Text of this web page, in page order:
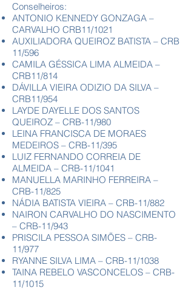
Conselheiros:​
ANTONIO KENNEDY GONZAGA –
CARVALHO CRB11/1021
AUXILIADORA QUEIROZ BATISTA – CRB
11/596
CAMILA GÉSSICA LIMA ALMEIDA –
CRB11/814
DÁVILLA VIEIRA ODIZIO DA SILVA –
CRB11/954
LAYDE DAYELLE DOS SANTOS
QUEIROZ – CRB-11/980
LEINA FRANCISCA DE MORAES
MEDEIROS – CRB-11/395
LUIZ FERNANDO CORREIA DE
ALMEIDA – CRB-11/1041
MANUELLA MARINHO FERREIRA –
CRB-11/825
NÁDIA BATISTA VIEIRA – CRB-11/882
NAIRON CARVALHO DO NASCIMENTO
– CRB-11/943
PRISCILA PESSOA SIMÕES – CRB-
11/977
RYANNE SILVA LIMA – CRB-11/1038
TAINA REBELO VASCONCELOS – CRB-
11/1015